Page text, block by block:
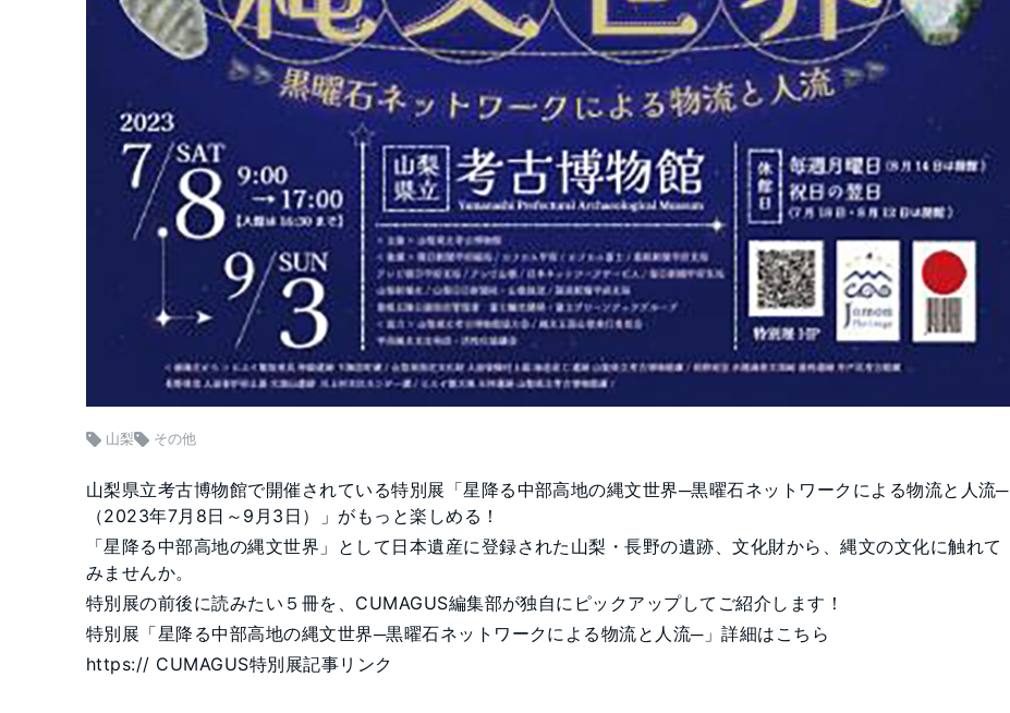
山梨 その他
山梨県立考古博物館で開催されている特別展「星降る中部高地の縄文世界─黒曜石ネットワークによる物流と人流─
（2023年7月8日～9月3日）」がもっと楽しめる！
「星降る中部高地の縄文世界」として日本遺産に登録された山梨・長野の遺跡、文化財から、縄文の文化に触れて
みませんか。
特別展の前後に読みたい５冊を、CUMAGUS編集部が独自にピックアップしてご紹介します！
特別展「星降る中部高地の縄文世界─黒曜石ネットワークによる物流と人流─」詳細は こちら
https:// CUMAGUS特別展記事リンク